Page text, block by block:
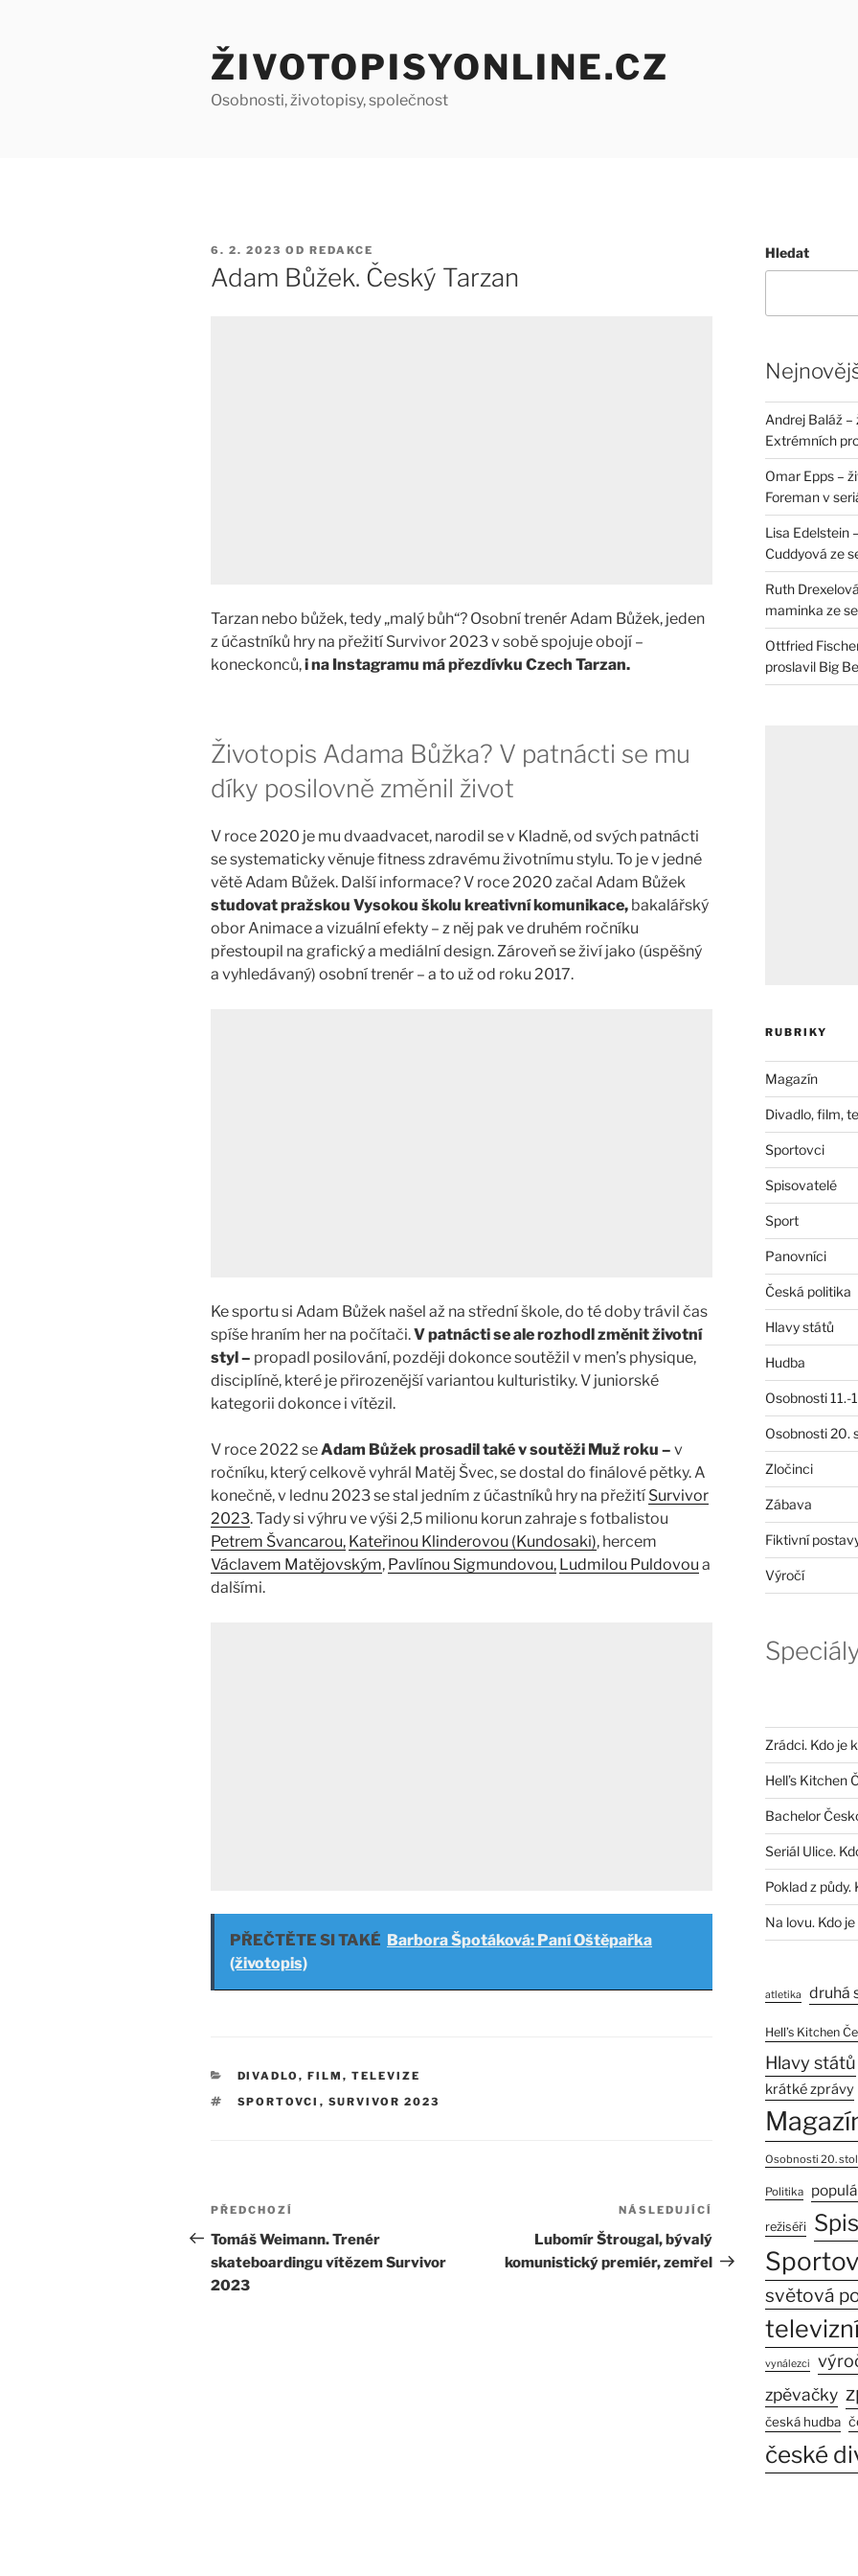
ŽIVOTOPISYONLINE.CZ
Osobnosti, životopisy, společnost
PUBLIKOVÁNO
6. 2. 2023 OD REDAKCE
Adam Bůžek. Český Tarzan
Tarzan nebo bůžek, tedy „malý bůh“? Osobní trenér Adam Bůžek, jeden
z účastníků hry na přežití Survivor 2023 v sobě spojuje obojí –
koneckonců,i na Instagramu má přezdívku Czech Tarzan.
Životopis Adama Bůžka? V patnácti se mu
díky posilovně změnil život
V roce 2020 je mu dvaadvacet, narodil se v Kladně, od svých patnácti
se systematicky věnuje fitness zdravému životnímu stylu. To je v jedné
větě Adam Bůžek. Další informace? V roce 2020 začal Adam Bůžek
studovat pražskou Vysokou školu kreativní komunikace, bakalářský
obor Animace a vizuální efekty – z něj pak ve druhém ročníku
přestoupil na grafický a mediální design. Zároveň se živí jako (úspěšný
a vyhledávaný) osobní trenér – a to už od roku 2017.
Ke sportu si Adam Bůžek našel až na střední škole, do té doby trávil čas
spíše hraním her na počítači.V patnácti se ale rozhodl změnit životní
styl – propadl posilování, později dokonce soutěžil v men’s physique,
disciplíně, které je přirozenější variantou kulturistiky. V juniorské
kategorii dokonce i vítězil.
V roce 2022 seAdam Bůžek prosadil také v soutěži Muž roku – v
ročníku, který celkově vyhrál Matěj Švec, se dostal do finálové pětky. A
konečně, v lednu 2023 se stal jedním z účastníků hry na přežití Survivor
2023. Tady si výhru ve výši 2,5 milionu korun zahraje s fotbalistou
Petrem Švancarou, Kateřinou Klinderovou (Kundosaki), hercem
Václavem Matějovským, Pavlínou Sigmundovou, Ludmilou Puldovou a
dalšími.
PŘEČTĚTE SI TAKÉ Barbora Špotáková: Paní Oštěpařka
(životopis)
RUBRIKY
DIVADLO, FILM, TELEVIZE
ŠTÍTKY
SPORTOVCI , SURVIVOR 2023
Navigace
pro
příspěvek
Předchozí
příspěvek
PŘEDCHOZÍ
Tomáš Weimann. Trenér
skateboardingu vítězem Survivor
2023
příspěvek
NÁSLEDUJÍCÍ
Lubomír Štrougal, bývalý
komunistický premiér, zemřel
Hledat
Andrej Baláž
Extrémních
Omar Epps –
Foreman v
Lisa Edelstein
Cuddyová ze
Ruth
maminka ze
Ottfried
proslavil Big
RUBRIKY
Magazín
Divadlo, film,
Sportovci
Spisovatelé
Sport
Panovníci
Česká politika
Hlavy států
Hudba
Osobnosti 11.-
Osobnosti 20.
Zločinci
Zábava
Fiktivní
Výročí
Zrádci. Kdo je
Hell’s Kitchen
Bachelor
Seriál Ulice.
Poklad z půdy.
Na lovu. Kdo
atletika druhá
Hell’s Kitchen
Hlavy států
krátké zprávy
Osobnosti 20.
Politika
režiséři
světová
vynálezci
zpěvačky
česká hudba
české